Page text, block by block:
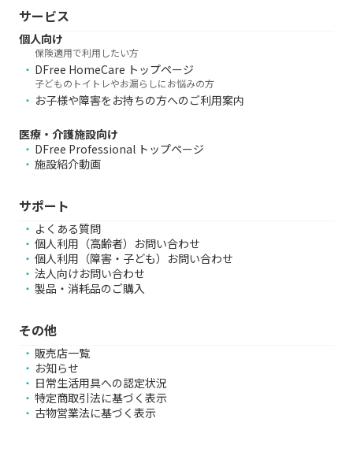
サービス
個人向け
保険適用で利用したい方
DFree HomeCare トップページ
子どものトイトレやお漏らしにお悩みの方
お子様や障害をお持ちの方へのご利用案内
医療・介護施設向け
DFree Professional トップページ
施設紹介動画
サポート
よくある質問
個人利用（高齢者）お問い合わせ
個人利用（障害・子ども）お問い合わせ
法人向けお問い合わせ
製品・消耗品のご購入
その他
販売店一覧
お知らせ
日常生活用具への認定状況
特定商取引法に基づく表示
古物営業法に基づく表示